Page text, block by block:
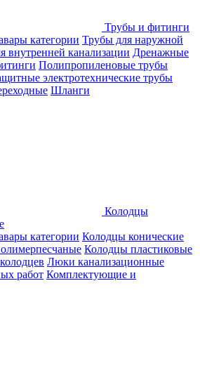
Трубы и фитинги
категории Трубы для наружной
внутренней канализации Дренажные
Полипропиленовые трубы
электротехнические трубы
Шланги
Колодцы
категории Колодцы конические
Колодцы пластиковые
Люки канализационные
работ Комплектующие и